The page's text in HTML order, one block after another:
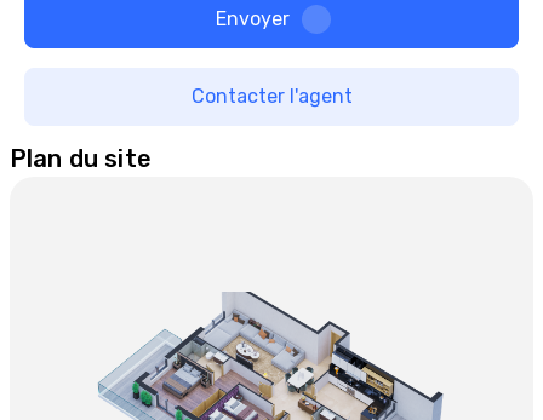
Envoyer
Contacter l'agent
Plan du site